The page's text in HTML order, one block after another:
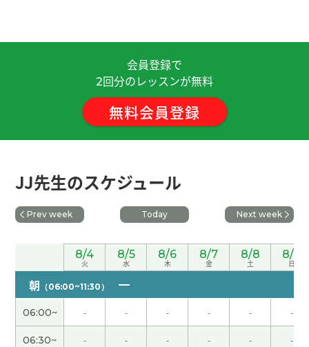
下一可我已经订了，再见！( 60代 男性 )
谢谢。下次见吧。( 男性 )
谢谢老师，下次见！( 40代 )
谢谢老师。今天的会话练习让我学到了很多，您帮
我纠正了很多表达。期待下次见！
谢谢老师！这节课也很开心 下次见吧！ ( 男性 )
谢谢老师，今天真不好意思我儿子又打扰课，还有
它让我失去注意力，下次见！
老师辛苦了！今天的课也很开心啊！下次见！( 男性
)
会員登録で
2回分のレッスンが無料
無料会員登録
JJ先生のスケジュール
Prev week Today Next week
8/4
火
8/5
水
8/6
木
8/7
金
8/8
土
8/9
日
朝 （06:00~11:30）
06:00~ - - - - - -
06:30~ - - - - - -